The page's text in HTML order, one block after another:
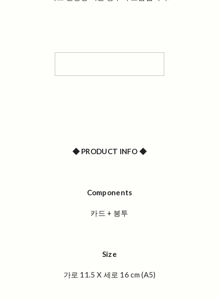
◆ PRODUCT INFO ◆
Components
카드 + 봉투
Size
가로 11.5 X 세로 16 cm (A5)